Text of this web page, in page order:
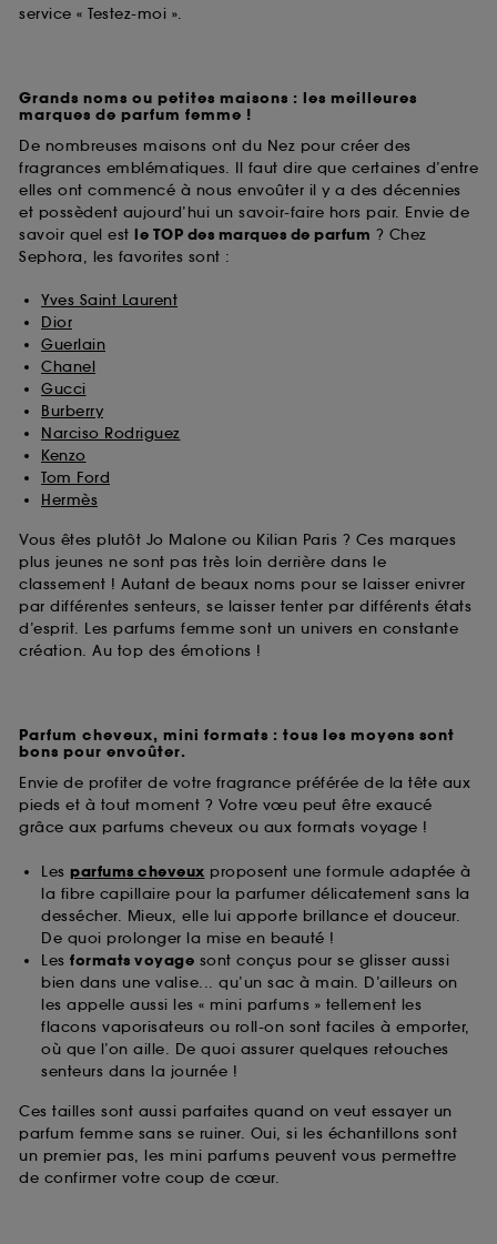
service « Testez-moi ».
Grands noms ou petites maisons : les meilleures
marques de parfum femme !
De nombreuses maisons ont du Nez pour créer des
fragrances emblématiques. Il faut dire que certaines d’entre
elles ont commencé à nous envoûter il y a des décennies
et possèdent aujourd’hui un savoir-faire hors pair. Envie de
savoir quel est le TOP des marques de parfum ? Chez
Sephora, les favorites sont :
Yves Saint Laurent
Dior
Guerlain
Chanel
Gucci
Burberry
Narciso Rodriguez
Kenzo
Tom Ford
Hermès
Vous êtes plutôt Jo Malone ou Kilian Paris ? Ces marques
plus jeunes ne sont pas très loin derrière dans le
classement ! Autant de beaux noms pour se laisser enivrer
par différentes senteurs, se laisser tenter par différents états
d’esprit. Les parfums femme sont un univers en constante
création. Au top des émotions !
Parfum cheveux, mini formats : tous les moyens sont
bons pour envoûter.
Envie de profiter de votre fragrance préférée de la tête aux
pieds et à tout moment ? Votre vœu peut être exaucé
grâce aux parfums cheveux ou aux formats voyage !
Les parfums cheveux proposent une formule adaptée à
la fibre capillaire pour la parfumer délicatement sans la
dessécher. Mieux, elle lui apporte brillance et douceur.
De quoi prolonger la mise en beauté !
Les formats voyage sont conçus pour se glisser aussi
bien dans une valise... qu’un sac à main. D’ailleurs on
les appelle aussi les « mini parfums » tellement les
flacons vaporisateurs ou roll-on sont faciles à emporter,
où que l’on aille. De quoi assurer quelques retouches
senteurs dans la journée !
Ces tailles sont aussi parfaites quand on veut essayer un
parfum femme sans se ruiner. Oui, si les échantillons sont
un premier pas, les mini parfums peuvent vous permettre
de confirmer votre coup de cœur.